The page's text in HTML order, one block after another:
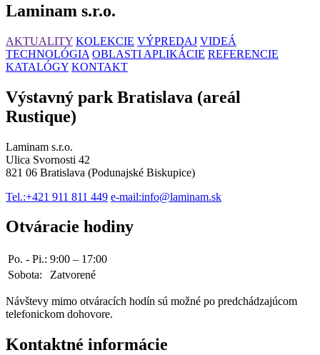
Laminam s.r.o.
AKTUALITY KOLEKCIE VÝPREDAJ VIDEÁ
TECHNOLÓGIA OBLASTI APLIKÁCIE REFERENCIE
KATALÓGY KONTAKT
Výstavný park Bratislava (areál
Rustique)
Laminam s.r.o.
Ulica Svornosti 42
821 06 Bratislava (Podunajské Biskupice)
Tel.:+421 911 811 449 e-mail:info@laminam.sk
Otváracie hodiny
Po. - Pi.: 9:00 – 17:00
Sobota:
Zatvorené
Návštevy mimo otváracích hodín sú možné po predchádzajúcom
telefonickom dohovore.
Kontaktné informácie